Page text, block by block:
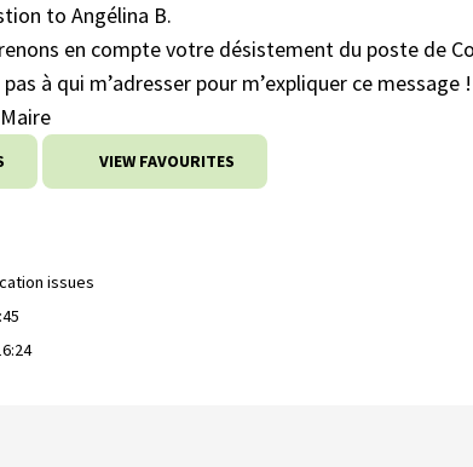
to Angélina B.
en compte votre désistement du poste de
pas à qui m’adresser pour m’expliquer ce
VIEW FAVOURITES
issues